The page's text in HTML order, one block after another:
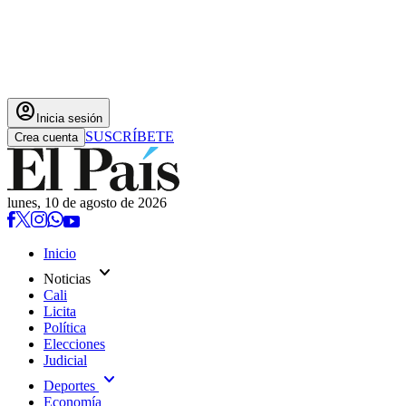
account_circle Inicia sesión
Crea cuenta SUSCRÍBETE
lunes, 10 de agosto de 2026
Inicio
Noticias expand_more
Cali
Licita
Política
Elecciones
Judicial
Deportes expand_more
Economía